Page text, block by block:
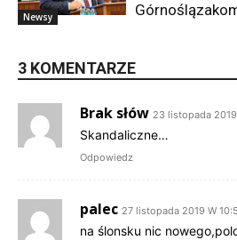
Newsy
3 KOMENTARZE
Brak słów 23 listopada 2019
Skandaliczne…
Odpowiedz
palec 27 listopada 2019 W
na ślonsku nic